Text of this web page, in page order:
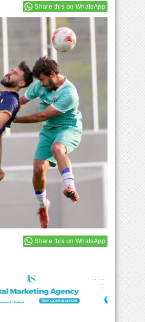
Share this on WhatsApp
Share this on WhatsApp